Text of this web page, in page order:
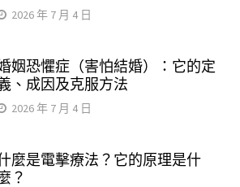
2026 年 7 月 4 日
姻恐懼症（害怕結婚）：它的定
、成因及克服方法
2026 年 7 月 4 日
麼是電擊療法？它的原理是什
？